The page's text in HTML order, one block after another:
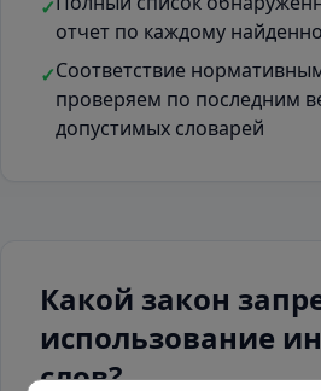
✓
отчет по каждому
✓Соответствие
проверяем по последним
допустимых словарей
Какой закон
использование
слов?